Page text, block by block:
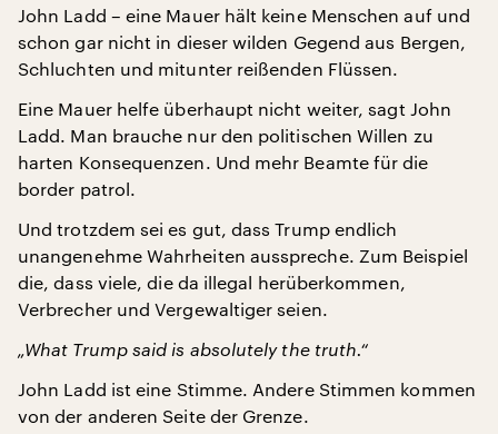
John Ladd – eine Mauer hält keine Menschen auf und
schon gar nicht in dieser wilden Gegend aus Bergen,
Schluchten und mitunter reißenden Flüssen.
Eine Mauer helfe überhaupt nicht weiter, sagt John
Ladd. Man brauche nur den politischen Willen zu
harten Konsequenzen. Und mehr Beamte für die
border patrol.
Und trotzdem sei es gut, dass Trump endlich
unangenehme Wahrheiten ausspreche. Zum Beispiel
die, dass viele, die da illegal herüberkommen,
Verbrecher und Vergewaltiger seien.
„What Trump said is absolutely the truth.“
John Ladd ist eine Stimme. Andere Stimmen kommen
von der anderen Seite der Grenze.